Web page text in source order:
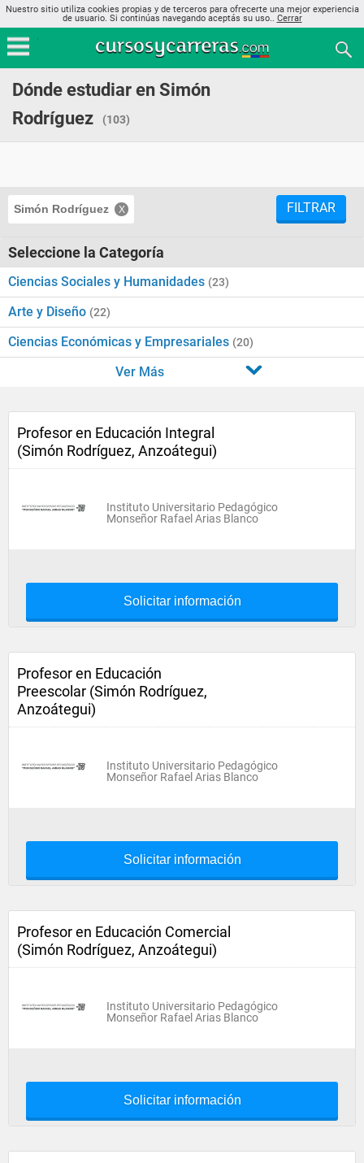
Nuestro sitio utiliza cookies propias y de terceros para ofrecerte una mejor experiencia
de usuario. Si continúas navegando aceptás su uso.. Cerrar
Dónde estudiar en Simón
Rodríguez
(103)
Simón Rodríguez FILTRAR
Seleccione la Categoría
Ciencias Sociales y Humanidades (23)
Arte y Diseño (22)
Ciencias Económicas y Empresariales (20)
Ver Más
Profesor en Educación Integral
(Simón Rodríguez, Anzoátegui)
Instituto Universitario Pedagógico
Monseñor Rafael Arias Blanco
Solicitar información
Profesor en Educación
Preescolar (Simón Rodríguez,
Anzoátegui)
Instituto Universitario Pedagógico
Monseñor Rafael Arias Blanco
Solicitar información
Profesor en Educación Comercial
(Simón Rodríguez, Anzoátegui)
Instituto Universitario Pedagógico
Monseñor Rafael Arias Blanco
Solicitar información